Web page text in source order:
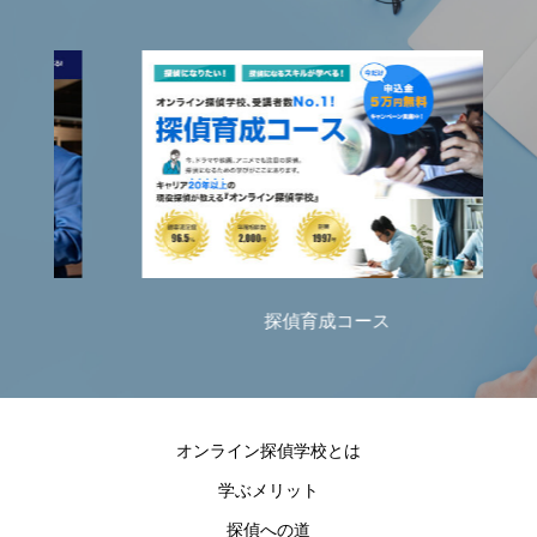
探偵育成コース
オンライン探偵学校とは
学ぶメリット
探偵への道